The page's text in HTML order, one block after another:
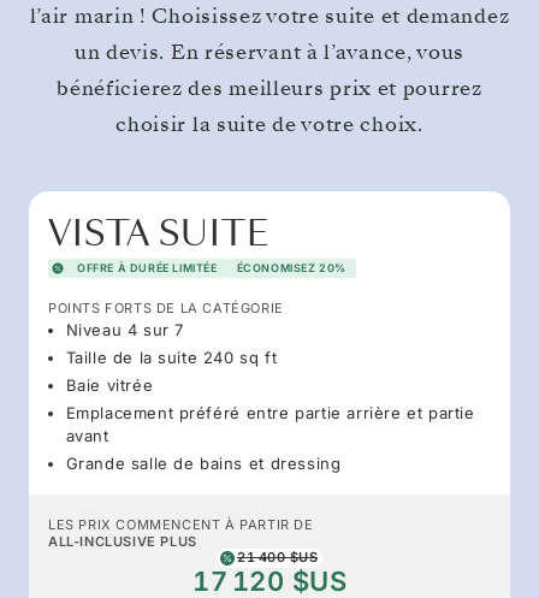
l’air marin ! Choisissez votre suite et demandez
un devis. En réservant à l’avance, vous
bénéficierez des meilleurs prix et pourrez
choisir la suite de votre choix.
VISTA SUITE
OFFRE À DURÉE LIMITÉE ÉCONOMISEZ 20%
POINTS FORTS DE LA CATÉGORIE
Niveau 4 sur 7
Taille de la suite 240 sq ft
Baie vitrée
Emplacement préféré entre partie arrière et partie
avant
Grande salle de bains et dressing
LES PRIX COMMENCENT À PARTIR DE
ALL-INCLUSIVE PLUS
21 400 $US
17 120 $US